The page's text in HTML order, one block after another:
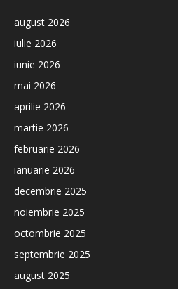
august 2026
iulie 2026
iunie 2026
mai 2026
aprilie 2026
martie 2026
februarie 2026
ianuarie 2026
decembrie 2025
noiembrie 2025
octombrie 2025
septembrie 2025
august 2025